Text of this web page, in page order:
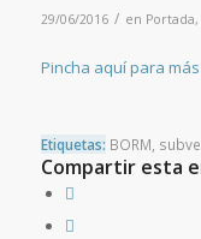
29/06/2016 / en Portada,
Pincha aquí para
Etiquetas: BORM
Compartir esta